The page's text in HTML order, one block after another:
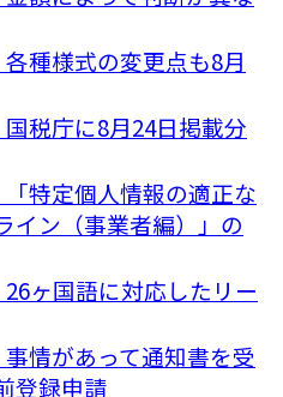
種様式の変更点も8月
税庁に8月24日掲載分
特定個人情報の適正な
イン（事業者編）」の
ヶ国語に対応したリー
情があって通知書を受
登録申請